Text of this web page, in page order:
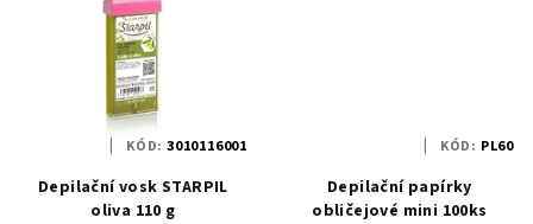
Depilační vosk STARPIL
oliva 110 g
KÓD: 3010116001
Depilační papírky
obličejové mini 100ks
KÓD: PL60